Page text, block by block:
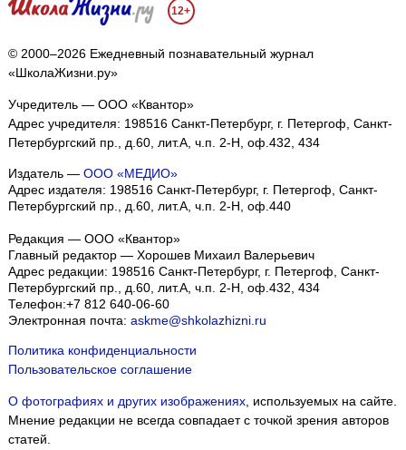
12+
© 2000–2026 Ежедневный познавательный журнал
«ШколаЖизни.ру»
Учредитель — ООО «Квантор»
Адрес учредителя: 198516 Санкт-Петербург, г. Петергоф, Санкт-
Петербургский пр., д.60, лит.А, ч.п. 2-Н, оф.432, 434
Издатель — ООО «МЕДИО»
Адрес издателя: 198516 Санкт-Петербург, г. Петергоф, Санкт-
Петербургский пр., д.60, лит.А, ч.п. 2-Н, оф.440
Редакция — ООО «Квантор»
Главный редактор — Хорошев Михаил Валерьевич
Адрес редакции: 198516 Санкт-Петербург, г. Петергоф Санкт-
Петербургский пр., д.60, лит.А, ч.п. 2-Н, оф.432, 434
Телефон:+7 812 640-06-60
Электронная почта: askme@shkolazhizni.ru
Политика конфиденциальности
Пользовательское соглашение
О фотографиях и других изображениях, используемых на сайте.
Мнение редакции не всегда совпадает с точкой зрения авторов
статей.